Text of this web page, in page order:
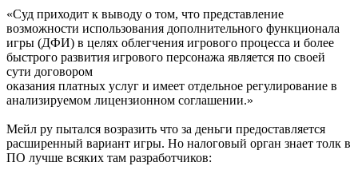
«Суд приходит к выводу о том, что представление
возможности использования дополнительного функционала
игры (ДФИ) в целях облегчения игрового процесса и более
быстрого развития игрового персонажа является по своей
сути договором
оказания платных услуг и имеет отдельное регулирование в
анализируемом лицензионном соглашении.»
Мейл ру пытался возразить что за деньги предоставляется
расширенный вариант игры. Но налоговый орган знает толк в
ПО лучше всяких там разработчиков: